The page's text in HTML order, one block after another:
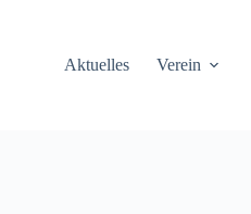
Aktuelles
Verein